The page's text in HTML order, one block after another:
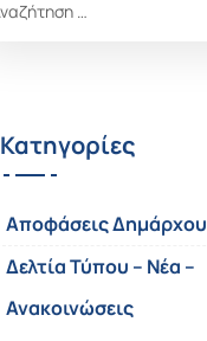
Κατηγορίες
Αποφάσεις Δημάρχου
Δελτία Τύπου – Νέα –
Ανακοινώσεις